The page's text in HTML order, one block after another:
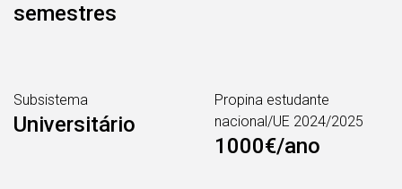
semestres
Subsistema
Universitário
Propina estudante
nacional/UE 2024/2025
1000€/ano